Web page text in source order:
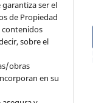
ser el
de Propiedad
contenidos
sobre el
obras
en su